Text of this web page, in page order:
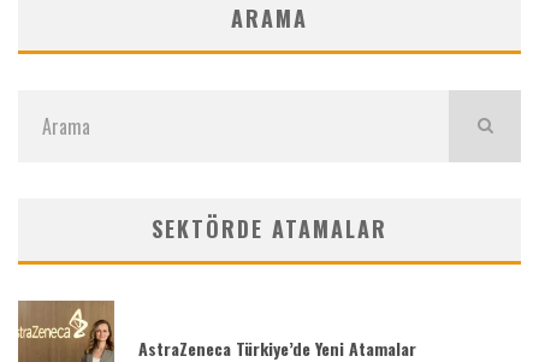
ARAMA
SEKTÖRDE ATAMALAR
AstraZeneca Türkiye’de Yeni Atamalar